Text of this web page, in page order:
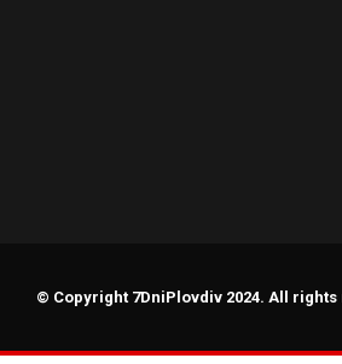
© Copyright 7DniPlovdiv 2024. All